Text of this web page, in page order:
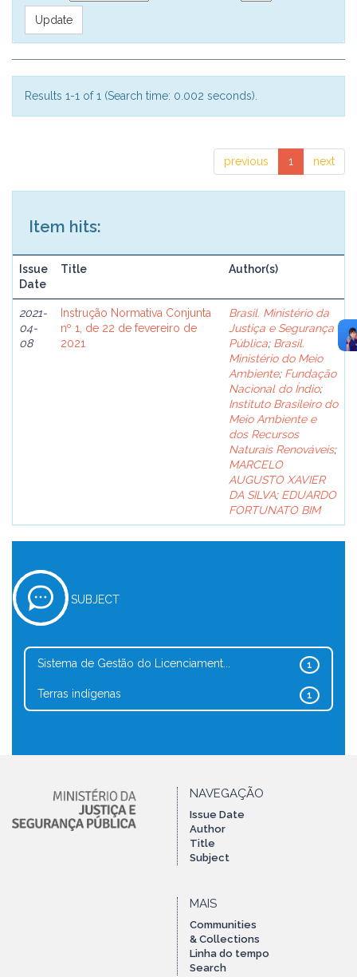
Results 1-1 of 1 (Search time: 0.002 seconds).
previous 1 next
Item hits:
Issue
Date
Title Author(s)
2021-
04-
08
Instrução Normativa Conjunta
nº 1, de 22 de fevereiro de
2021
Brasil. Ministério da
Justiça e Segurança
Pública; Brasil.
Ministério do Meio
Ambiente; Fundação
Nacional do Índio;
Instituto Brasileiro do
Meio Ambiente e
dos Recursos
Naturais Renováveis;
MARCELO
AUGUSTO XAVIER
DA SILVA; EDUARDO
FORTUNATO BIM
SUBJECT
1
Sistema de Gestão do Licenciament...
1
Terras indígenas
NAVEGAÇÃO
Issue Date
Author
Title
Subject
MAIS
Communities
& Collections
Linha do tempo
Search